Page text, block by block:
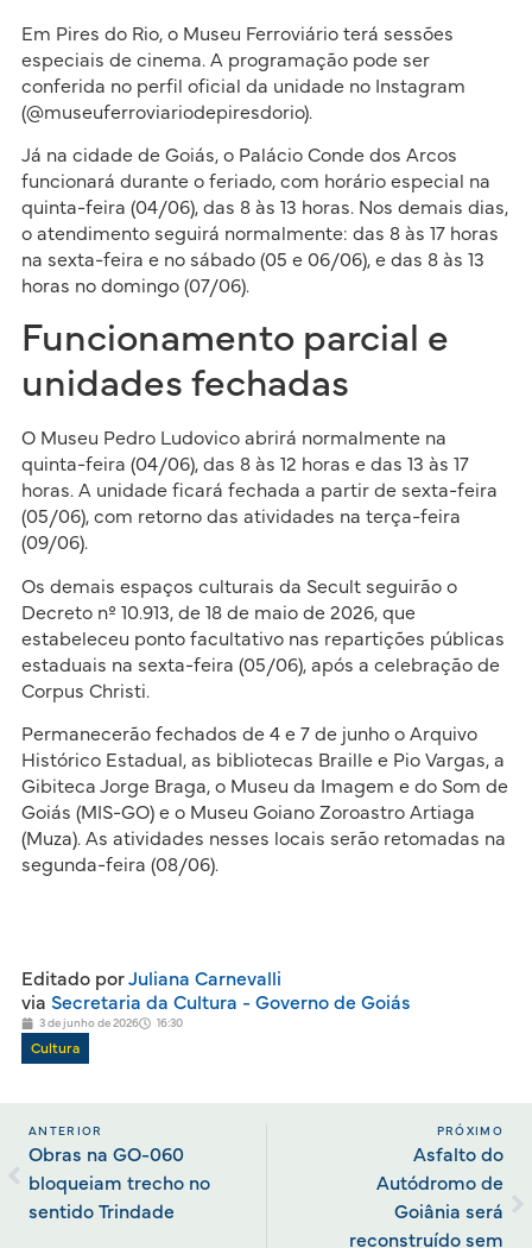
Em Pires do Rio, o Museu Ferroviário terá sessões
especiais de cinema. A programação pode ser
conferida no perfil oficial da unidade no Instagram
(@museuferroviariodepiresdorio).
Já na cidade de Goiás, o Palácio Conde dos Arcos
funcionará durante o feriado, com horário especial na
quinta-feira (04/06), das 8 às 13 horas. Nos demais dias,
o atendimento seguirá normalmente: das 8 às 17 horas
na sexta-feira e no sábado (05 e 06/06), e das 8 às 13
horas no domingo (07/06).
Funcionamento parcial e
unidades fechadas
O Museu Pedro Ludovico abrirá normalmente na
quinta-feira (04/06), das 8 às 12 horas e das 13 às 17
horas. A unidade ficará fechada a partir de sexta-feira
(05/06), com retorno das atividades na terça-feira
(09/06).
Os demais espaços culturais da Secult seguirão o
Decreto nº 10.913, de 18 de maio de 2026, que
estabeleceu ponto facultativo nas repartições públicas
estaduais na sexta-feira (05/06), após a celebração de
Corpus Christi.
Permanecerão fechados de 4 e 7 de junho o Arquivo
Histórico Estadual, as bibliotecas Braille e Pio Vargas, a
Gibiteca Jorge Braga, o Museu da Imagem e do Som de
Goiás (MIS-GO) e o Museu Goiano Zoroastro Artiaga
(Muza). As atividades nesses locais serão retomadas na
segunda-feira (08/06).
Editado porJuliana Carnevalli
via Secretaria da Cultura - Governo de Goiás
3 de junho de 2026 16:30
Cultura
ANTERIOR
Obras na GO-060
bloqueiam trecho no
sentido Trindade
PRÓXIMO
Asfalto do
Autódromo de
Goiânia será
reconstruído sem